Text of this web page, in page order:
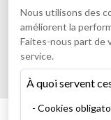
Nous utilisons des
améliorent la
Faites-nous part de
service.
À quoi servent
Cookies